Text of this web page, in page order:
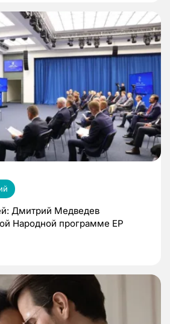
Дмитрий Медведев
Народной программе ЕР